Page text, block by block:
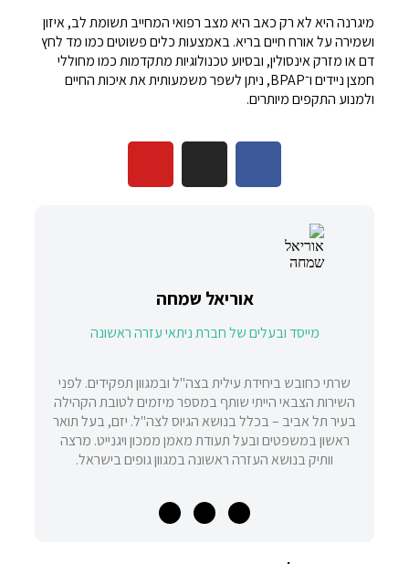
מיגרנה היא לא רק כאב היא מצב רפואי המחייב תשומת לב, איזון
ושמירה על אורח חיים בריא. באמצעות כלים פשוטים כמו מד לחץ
דם או מזרק אינסולין, ובסיוע טכנולוגיות מתקדמות כמו מחוללי
חמצן ניידים ו־BPAP, ניתן לשפר משמעותית את איכות החיים
ולמנוע התקפים מיותרים.
אוריאל שמחה
מייסד ובעלים של חברת ניתאי עזרה ראשונה
שרתי כחובש ביחידת עילית בצה"ל ובמגוון תפקידים. לפני
השירות הצבאי הייתי שותף במספר מיזמים לטובת הקהילה
בעיר תל אביב – בכלל בנושא הגיוס לצה"ל. יזם, בעל תואר
ראשון במשפטים ובעל תעודת מאמן ממכון ויגנייט. מרצה
וותיק בנושא העזרה ראשונה במגוון גופים בישראל.